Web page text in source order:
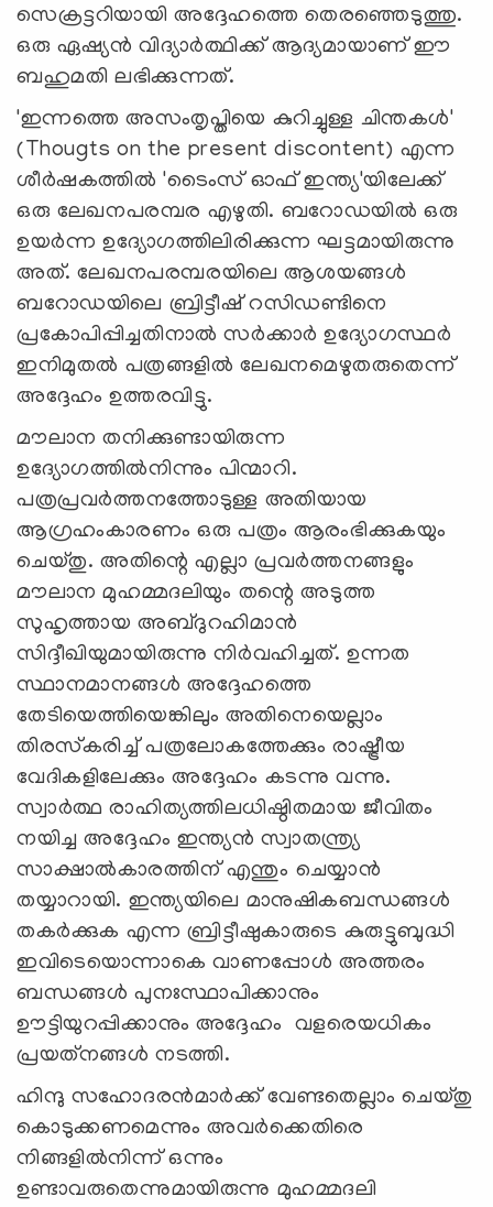
സെക്രട്ടറിയായി അദ്ദേഹത്തെ തെരഞ്ഞെടുത്തു.
ഒരു ഏഷ്യന്‍ വിദ്യാര്‍ത്ഥിക്ക് ആദ്യമായാണ് ഈ
ബഹുമതി ലഭിക്കുന്നത്.
'ഇന്നത്തെ അസംതൃപ്തിയെ കുറിച്ചുള്ള ചിന്തകള്‍'
(Thougts on the present discontent) എന്ന
ശീര്‍ഷകത്തില്‍ 'ടൈംസ് ഓഫ് ഇന്ത്യ'യിലേക്ക്
ഒരു ലേഖനപരമ്പര എഴുതി. ബറോഡയില്‍ ഒരു
ഉയര്‍ന്ന ഉദ്യോഗത്തിലിരിക്കുന്ന ഘട്ടമായിരുന്നു
അത്. ലേഖനപരമ്പരയിലെ ആശയങ്ങള്‍
ബറോഡയിലെ ബ്രിട്ടീഷ് റസിഡണ്ടിനെ
പ്രകോപിപ്പിച്ചതിനാല്‍ സര്‍ക്കാര്‍ ഉദ്യോഗസ്ഥര്‍
ഇനിമുതല്‍ പത്രങ്ങളില്‍ ലേഖനമെഴുതരുതെന്ന്
അദ്ദേഹം ഉത്തരവിട്ടു.
മൗലാന തനിക്കുണ്ടായിരുന്ന
ഉദ്യോഗത്തില്‍നിന്നും പിന്മാറി.
പത്രപ്രവര്‍ത്തനത്തോടുള്ള അതിയായ
ആഗ്രഹംകാരണം ഒരു പത്രം ആരംഭിക്കുകയും
ചെയ്തു. അതിന്റെ എല്ലാ പ്രവര്‍ത്തനങ്ങളും
മൗലാന മുഹമ്മദലിയും തന്റെ അടുത്ത
സുഹൃത്തായ അബ്ദുറഹിമാന്‍
സിദ്ദീഖിയുമായിരുന്നു നിര്‍വഹിച്ചത്. ഉന്നത
സ്ഥാനമാനങ്ങള്‍ അദ്ദേഹത്തെ
തേടിയെത്തിയെങ്കിലും അതിനെയെല്ലാം
തിരസ്‌കരിച്ച് പത്രലോകത്തേക്കും രാഷ്ട്രീയ
വേദികളിലേക്കും അദ്ദേഹം കടന്നു വന്നു.
സ്വാര്‍ത്ഥ രാഹിത്യത്തിലധിഷ്ഠിതമായ ജീവിതം
നയിച്ച അദ്ദേഹം ഇന്ത്യന്‍ സ്വാതന്ത്ര്യ
സാക്ഷാല്‍കാരത്തിന് എന്തും ചെയ്യാന്‍
തയ്യാറായി. ഇന്ത്യയിലെ മാനുഷികബന്ധങ്ങള്‍
തകര്‍ക്കുക എന്ന ബ്രിട്ടീഷുകാരുടെ കുരുട്ടുബുദ്ധി
ഇവിടെയൊന്നാകെ വാണപ്പോള്‍ അത്തരം
ബന്ധങ്ങള്‍ പുനഃസ്ഥാപിക്കാനും
ഊട്ടിയുറപ്പിക്കാനും അദ്ദേഹം വളരെയധികം
പ്രയത്‌നങ്ങള്‍ നടത്തി.
ഹിന്ദു സഹോദരന്‍മാര്‍ക്ക് വേണ്ടതെല്ലാം ചെയ്തു
കൊടുക്കണമെന്നും അവര്‍ക്കെതിരെ
നിങ്ങളില്‍നിന്ന് ഒന്നും
ഉണ്ടാവരുതെന്നുമായിരുന്നു മുഹമ്മദലി